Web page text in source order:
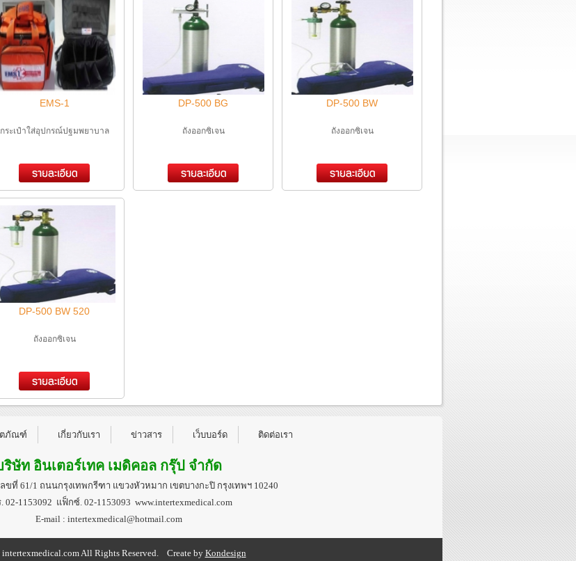
EMS-1
กระเป๋าใส่อุปกรณ์ปฐมพยาบาล
DP-500 BG
ถังออกซิเจน
DP-500 BW
ถังออกซิเจน
DP-500 BW 520
ถังออกซิเจน
ภัณฑ์ เกี่ยวกับเรา ข่าวสาร เว็บบอร์ด ติดต่อเรา
ริษัท อินเตอร์เทค เมดิคอล กรุ๊ป จำกัด
ขที่ 61/1 ถนนกรุงเทพกรีฑา แขวงหัวหมาก เขตบางกะปิ กรุงเทพฯ 10240
02-1153092 แฟ็กซ์. 02-1153093 www.intertexmedical.com
E-mail : intertexmedical@hotmail.com
All Rights Reserved. Create byKondesign